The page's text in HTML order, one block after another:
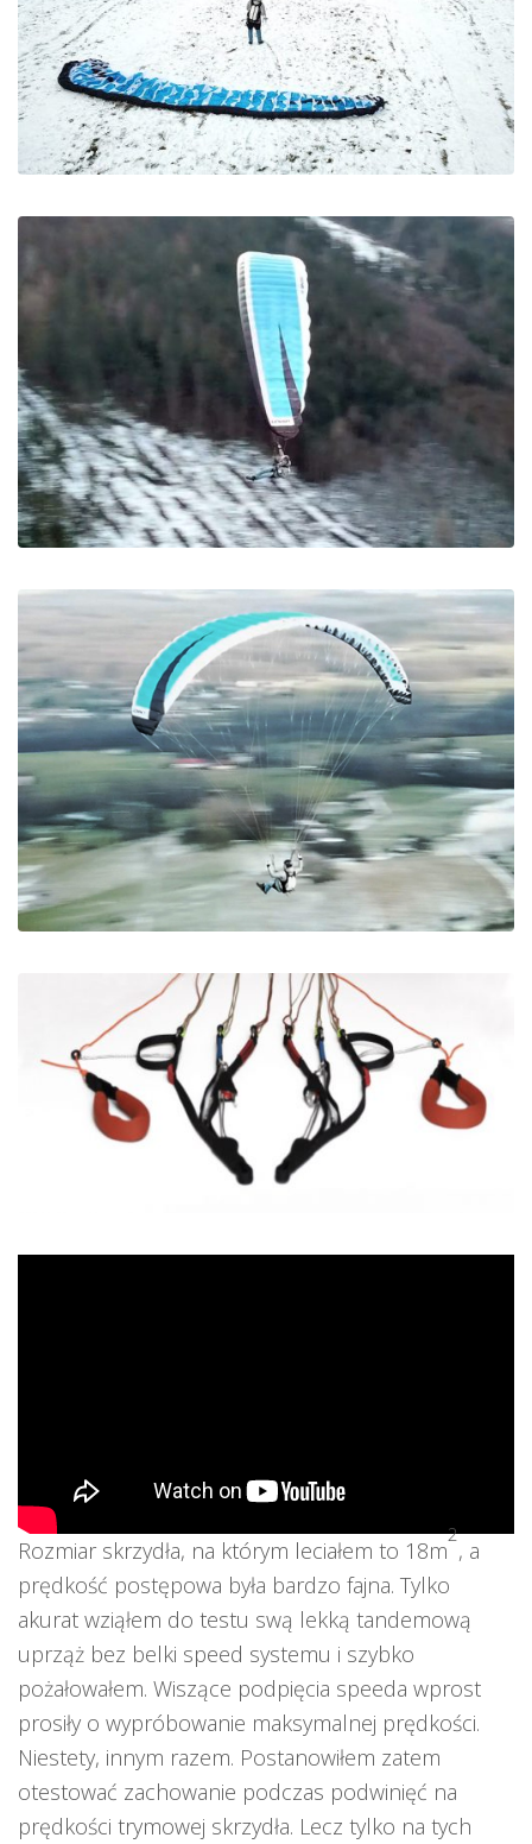
Rozmiar skrzydła, na którym leciałem to 18m
2
, a
prędkość postępowa była bardzo fajna. Tylko
akurat wziąłem do testu swą lekką tandemową
uprząż bez belki speed systemu i szybko
pożałowałem. Wiszące podpięcia speeda wprost
prosiły o wypróbowanie maksymalnej prędkości.
Niestety, innym razem. Postanowiłem zatem
otestować zachowanie podczas podwinięć na
prędkości trymowej skrzydła. Lecz tylko na tych